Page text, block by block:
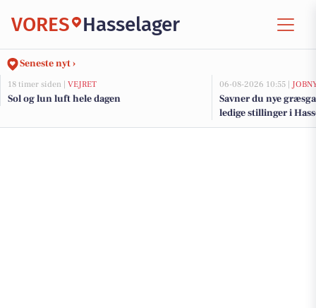
VORES Hasselager
Seneste nyt ›
18 timer siden | VEJRET
Sol og lun luft hele dagen
06-08-2026 10:55 |
Savner du nye
ledige stillinger i